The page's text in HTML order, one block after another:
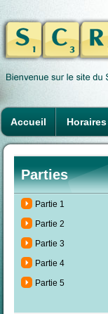
Accueil Horaires
Parties
Partie 1
Partie 2
Partie 3
Partie 4
Partie 5